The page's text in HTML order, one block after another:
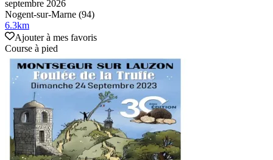
septembre 2026
Nogent-sur-Marne (94)
6.3km
Ajouter à mes favoris
Course à pied